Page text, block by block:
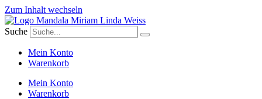
Zum Inhalt wechseln
Suche
Mein Konto
Warenkorb
Mein Konto
Warenkorb